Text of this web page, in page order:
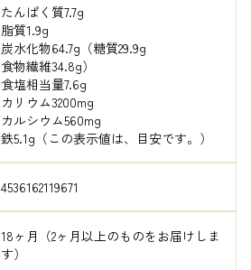
たんぱく質7.7g
脂質1.9g
炭水化物64.7g（糖質29.9g
食物繊維34.8g）
食塩相当量7.6g
カリウム3200mg
カルシウム560mg
鉄5.1g（この表示値は、目安です。）
4536162119671
18ヶ月（2ヶ月以上のものをお届けしま
す）